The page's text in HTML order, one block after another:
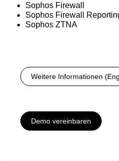
Sophos Firewall
Sophos Firewall
Sophos ZTNA
Weitere Informationen
Demo vereinbaren